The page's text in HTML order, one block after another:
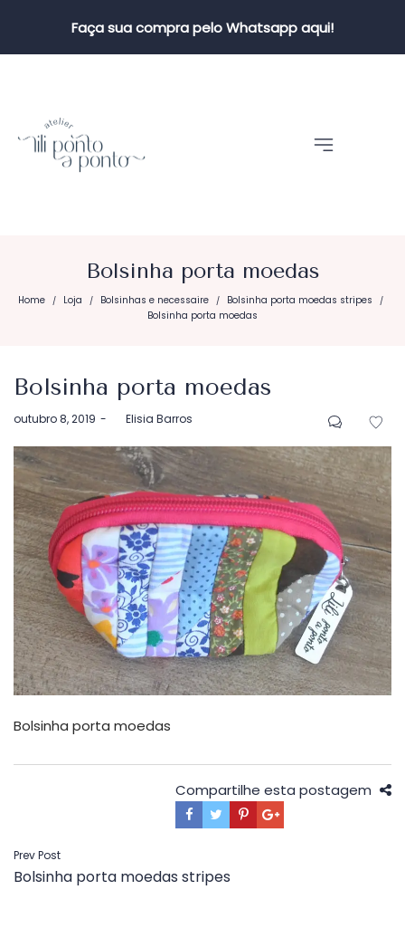
Faça sua compra pelo Whatsapp aqui!
Bolsinha porta moedas
Home / Loja / Bolsinhas e necessaire / Bolsinha porta moedas stripes /
Bolsinha porta moedas
Bolsinha porta moedas
Postado
outubro 8, 2019 byElisia Barros
Bolsinha porta moedas
Compartilhe esta postagem
Navegação
de
Prev Post
Bolsinha porta moedas stripes